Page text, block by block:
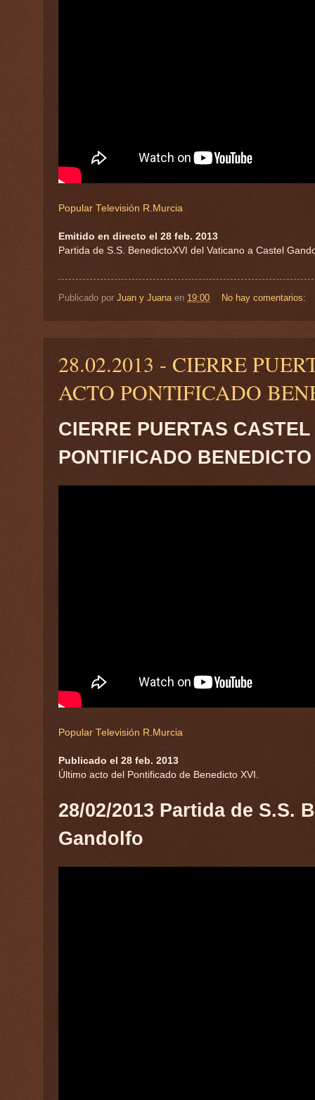
Popular Televisión R.Murcia
Emitido en directo el 28 feb. 2013
Partida de S.S. BenedictoXVI del Vaticano a Castel
Publicado por Juan y Juana en 19:00 No hay comentarios:
28.02.2013 - CIERRE
ACTO PONTIFICADO
CIERRE PUERTAS
PONTIFICADO
Popular Televisión R.Murcia
Publicado el 28 feb. 2013
Último acto del Pontificado de Benedicto XVI.
28/02/2013 Partida de S.S.
Gandolfo